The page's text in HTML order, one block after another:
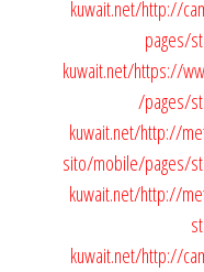
kuwait.net/http://
pages/
kuwait.net/https://
/pages/
kuwait.net/http://
sito/mobile/pages/
kuwait.net/http://
kuwait.net/http://